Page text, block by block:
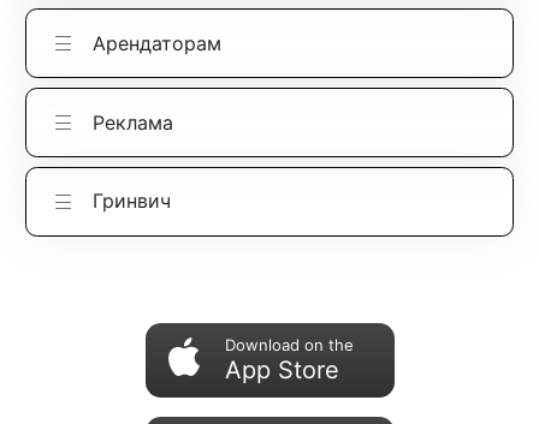
Арендаторам
Реклама
Гринвич
Download on the
App Store